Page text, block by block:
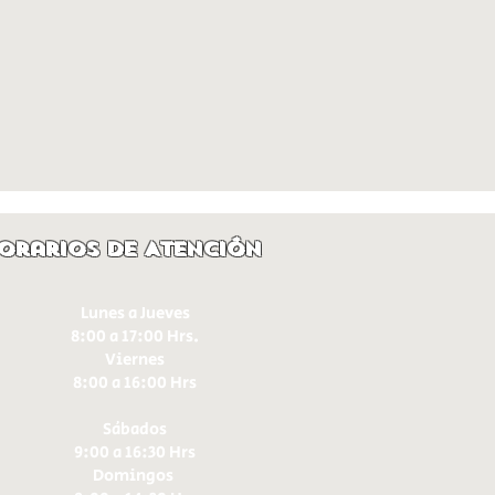
de Atención
Lunes a Jueves
8:00 a 17:00 Hrs.
Viernes
8:00 a 16:00 Hrs​
Sábados
9:00 a 16:30 Hrs
Domingos